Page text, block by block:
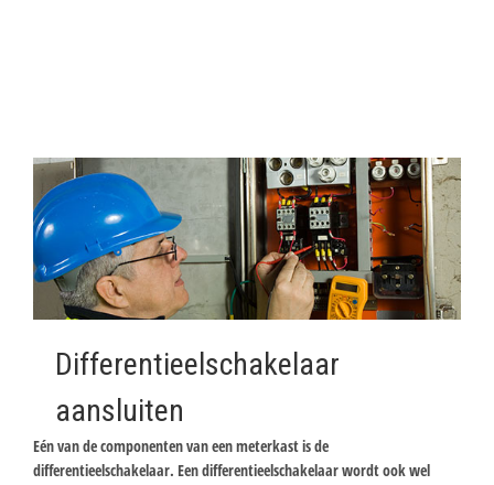
Differentieelschakelaar
aansluiten
Eén van de componenten van een meterkast is de
differentieelschakelaar. Een differentieelschakelaar wordt ook wel